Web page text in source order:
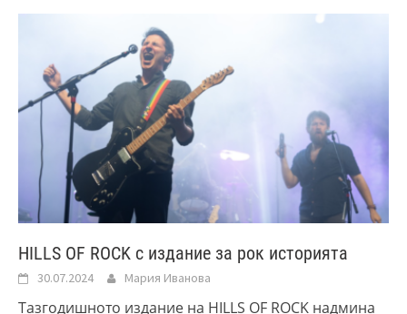
HILLS OF ROCK с издание за рок историята
30.07.2024 Мария Иванова
Тазгодишното издание на HILLS OF ROCK надмина